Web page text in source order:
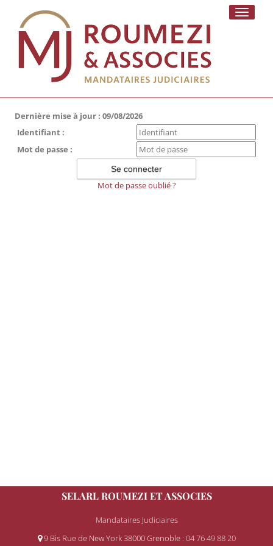
Toggle
Dernière mise à jour : 09/08/2026
Identifiant :
Mot de passe :
Mot de passe oublié ?
SELARL ROUMEZI ET ASSOCIES
Mandataires Judiciaires
9 Bis Rue de New York 38000 Grenoble : 04 76 49 88 20